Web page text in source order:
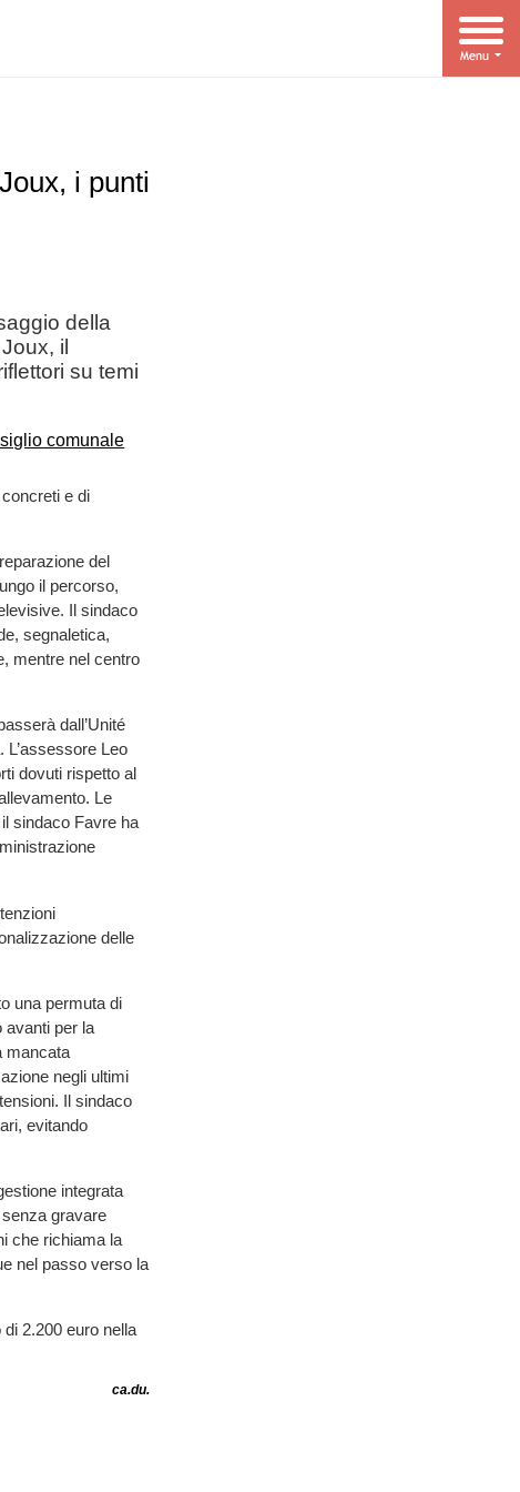
i punti
della
il
su temi
e di
del
il percorso,
Il sindaco
segnaletica,
mentre nel centro
dall’Unité
Leo
dovuti rispetto al
Le
sindaco Favre ha
delle
una permuta di
avanti per la
mancata
negli ultimi
Il sindaco
evitando
integrata
gravare
che richiama la
nel passo verso la
2.200 euro nella
ca.du.